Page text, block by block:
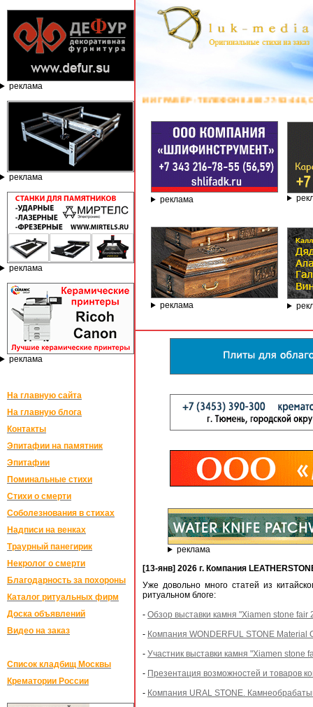
реклама
реклама
реклама
реклама
На главную сайта
На главную блога
Контакты
Эпитафии на памятник
Эпитафии
Поминальные стихи
Стихи о смерти
Соболезнования в стихах
Надписи на венках
Траурный панегирик
Некролог о смерти
Благодарность за похороны
Каталог ритуальных фирм
Доска объявлений
Видео на заказ
Список кладбищ Москвы
Крематории России
ГРАВЁР - ТЕЛЕФОН 8.800.77-53-440, САЙТhttps://stanok-graver.ru-
реклама
реклама
реклама
[13-янв] 2026 г. Компания
Уже довольно много статей из
ритуальном блоге:
- Обзор выставки камня "Xiamen stone
- Компания WONDERFUL STONE Material
- Участник выставки камня "Xiamen
- Презентация возможностей и товаров
- Компания URAL STONE.